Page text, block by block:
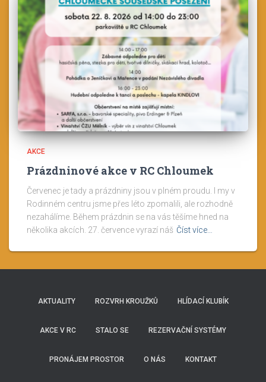
AKCE
Prázdninové akce v RC Chloumek
Červenec je tady a prázdniny jsou v plném proudu. I my v
Rodinném centru jsme přes léto zpomalili, ale rozhodně
nezahálíme. Během prázdnin se na vás těšíme hned na
několika akcích. 27. července vyrazí náš Číst více…
AKTUALITY ROZVRH KROUŽKŮ HLÍDACÍ KLUBÍK
AKCE V RC STALO SE REZERVAČNÍ SYSTÉMY
PRONÁJEM PROSTOR O NÁS KONTAKT